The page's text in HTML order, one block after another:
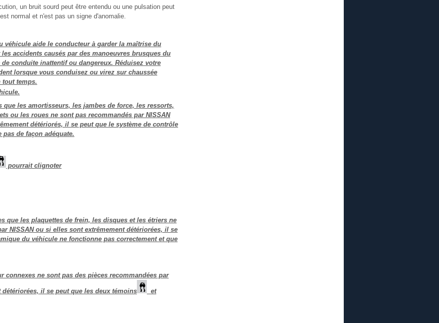
un bruit sourd peut être entendu ou une pulsation peut
normal et n'est pas un signe d'anomalie.
véhicule aide le conducteur à garder la maîtrise du
accidents causés par des manoeuvres brusques du
conduite inattentif ou dangereux. Réduisez votre
lorsque vous conduisez ou virez sur chaussée
tout temps.
les amortisseurs, les jambes de force, les ressorts,
ou les roues ne sont pas recommandés par NISSAN
détériorés, il se peut que le système de contrôle
de façon adéquate.
pourrait clignoter
que les plaquettes de frein, les disques et les étriers ne
NISSAN ou si elles sont extrêmement détériorées, il se
du véhicule ne fonctionne pas correctement et que
connexes ne sont pas des pièces recommandées par
il se peut que les deux témoins et